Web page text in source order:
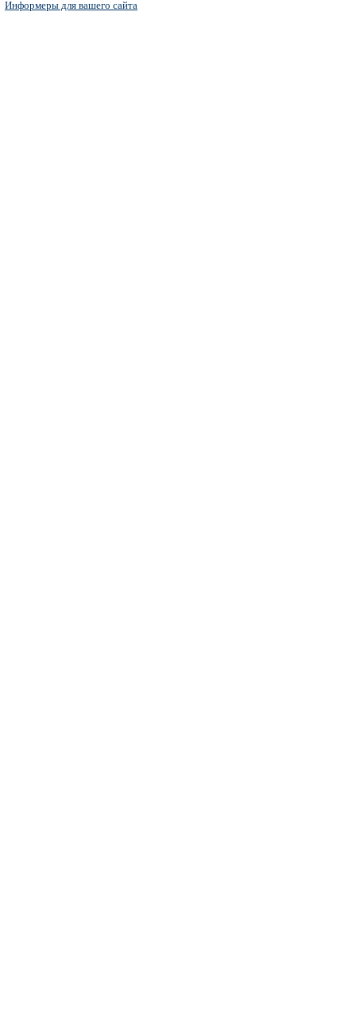
Информеры для вашего сайта